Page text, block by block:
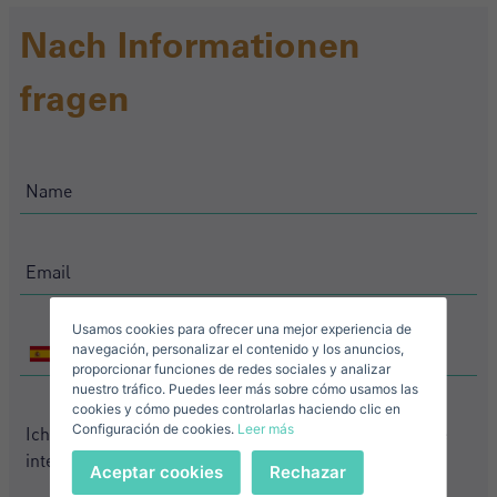
Nach Informationen
fragen
Spain+34
Descargar Expose
Mich Anmelden
Anmelden
Crear una cuenta
Name*
Email*
Telefonnummer*
Spain+34
Verkaufen Sie Ihre Immobilie
Spain
+34
+34
Usamos cookies para ofrecer una mejor experiencia de
navegación, personalizar el contenido y los anuncios,
proporcionar funciones de redes sociales y analizar
nuestro tráfico. Puedes leer más sobre cómo usamos las
cookies y cómo puedes controlarlas haciendo clic en
Configuración de cookies. Leer más
Aceptar cookies Rechazar